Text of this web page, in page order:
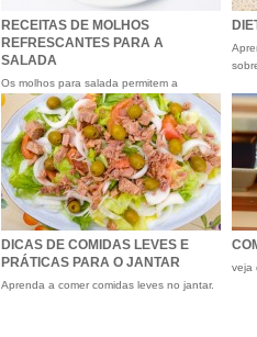
RECEITAS DE MOLHOS
REFRESCANTES PARA A
SALADA
Os molhos para salada permitem a
variação de sabores em um p...
DICAS DE COMIDAS LEVES E
PRÁTICAS PARA O JANTAR
Aprenda a comer comidas leves no jantar.
veja